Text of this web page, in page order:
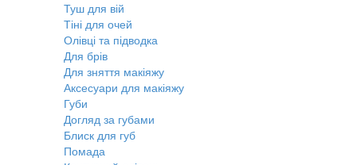
Туш для вій
Тіні для очей
Олівці та підводка
Для брів
Для зняття макіяжу
Аксесуари для макіяжу
Губи
Догляд за губами
Блиск для губ
Помада